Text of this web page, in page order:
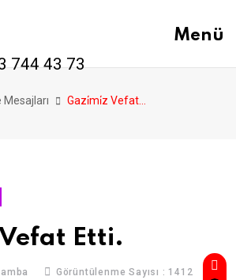
744 43 73
Menü
Etti.
Görüntülenme Sayısı : 1412